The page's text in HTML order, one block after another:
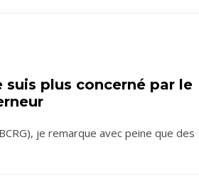
suis plus concerné par le
je remarque avec peine que des